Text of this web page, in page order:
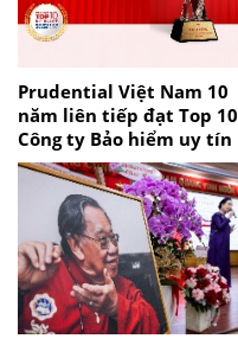
Prudential Việt Nam 10
năm liên tiếp đạt Top 10
Công ty Bảo hiểm uy tín